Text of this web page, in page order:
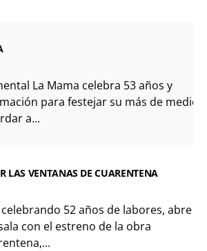
La Mama celebra 53 años y
para festejar su más de medio
a...
LAS VENTANAS DE CUARENTENA
52 años de labores, abre
con el estreno de la obra